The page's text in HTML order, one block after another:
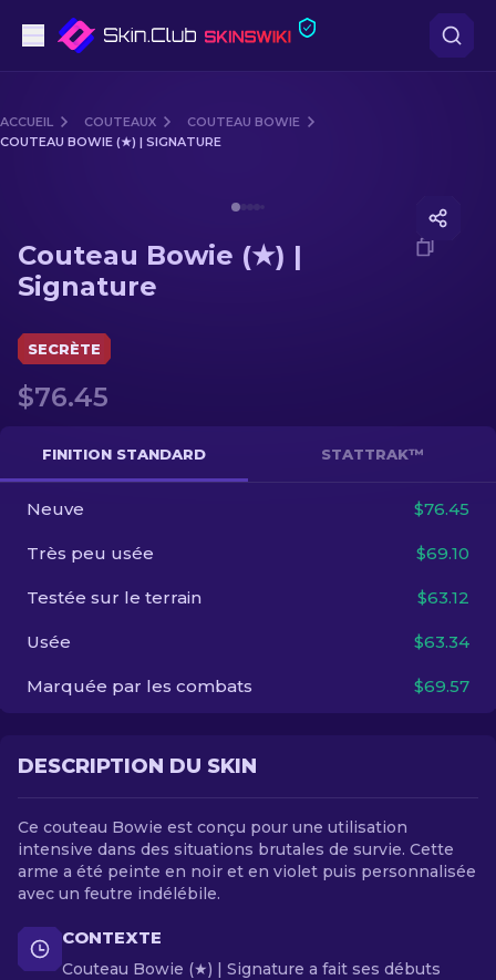
Milieu de gamme
Fusils de Précision
Gants
Autre
FR
ACCUEIL COUTEAUX
COUTEAU BOWIE
COUTEAU BOWIE (★) | SIGNATURE
Couteau Bowie (★) |
Signature
SECRÈTE
$76.45
FINITION STANDARD STATTRAK™
Neuve $76.45
Très peu usée $69.10
Testée sur le terrain $63.12
Usée $63.34
Marquée par les combats $69.57
DESCRIPTION DU SKIN
Ce couteau Bowie est conçu pour une utilisation
intensive dans des situations brutales de survie. Cette
arme a été peinte en noir et en violet puis personnalisée
avec un feutre indélébile.
CONTEXTE
Couteau Bowie (★) | Signature a fait ses débuts